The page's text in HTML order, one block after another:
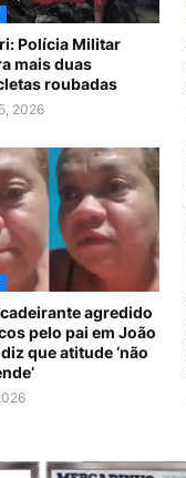
Polícia Militar
mais duas
roubadas
2026
agredido
pelo pai em João
que atitude ‘não